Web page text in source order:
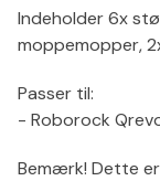
Indeholder 6x
moppemopper,
Passer til:
- Roborock
Bemærk! Dette